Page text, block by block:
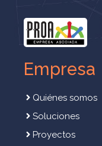
Empresa
Quiénes somos
Soluciones
Proyectos